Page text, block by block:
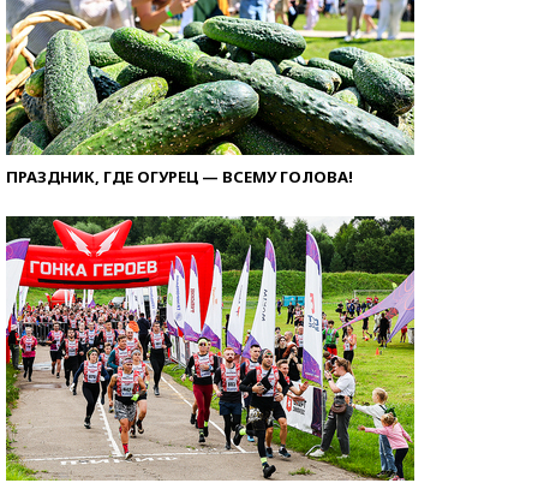
ПРАЗДНИК, ГДЕ ОГУРЕЦ — ВСЕМУ ГОЛОВА!